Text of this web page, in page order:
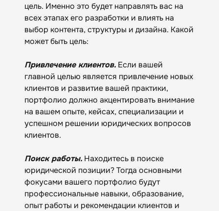
цель. Именно это будет направлять вас на
всех этапах его разработки и влиять на
выбор контента, структуры и дизайна. Какой
может быть цель:
Привлечение клиентов. Если вашей
главной целью является привлечение новых
клиентов и развитие вашей практики,
портфолио должно акцентировать внимание
на вашем опыте, кейсах, специализации и
успешном решении юридических вопросов
клиентов.
Поиск работы. Находитесь в поиске
юридической позиции? Тогда основными
фокусами вашего портфолио будут
профессиональные навыки, образование,
опыт работы и рекомендации клиентов и